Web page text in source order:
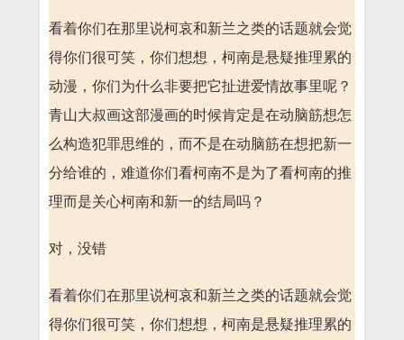
看着你们在那里说柯哀和新兰之类的话题就会觉
得你们很可笑，你们想想，柯南是悬疑推理累的
动漫，你们为什么非要把它扯进爱情故事里呢？
青山大叔画这部漫画的时候肯定是在动脑筋想怎
么构造犯罪思维的，而不是在动脑筋在想把新一
分给谁的，难道你们看柯南不是为了看柯南的推
理而是关心柯南和新一的结局吗？
对，没错
看着你们在那里说柯哀和新兰之类的话题就会觉
得你们很可笑，你们想想，柯南是悬疑推理累的